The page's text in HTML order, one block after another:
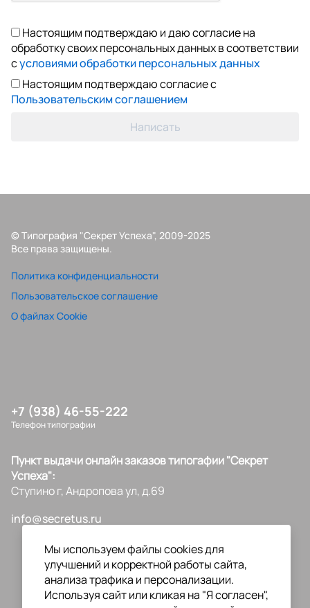
Настоящим подтверждаю и даю согласие на
обработку своих персональных данных в соответствии
сусловиями обработки персональных данных
Настоящим подтверждаю согласие с
Пользовательским соглашением
Написать
© Типография "Секрет Успеха", 2009-2025
Все права защищены.
Политика конфиденциальности
Пользовательское соглашение
О файлах Cookie
+7 (938) 46-55-222
Телефон типографии
Пункт выдачи онлайн заказов типогафии "Секрет
Успеха":
Ступино г, Андропова ул, д.69
info@secretus.ru
Мы используем файлы cookies для
улучшений и корректной работы сайта,
анализа трафика и персонализации.
Используя сайт или кликая на "Я согласен",